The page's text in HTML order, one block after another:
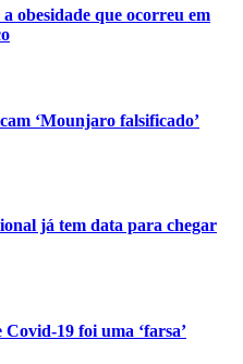
obesidade que ocorreu em
‘Mounjaro falsificado’
já tem data para chegar
19 foi uma ‘farsa’